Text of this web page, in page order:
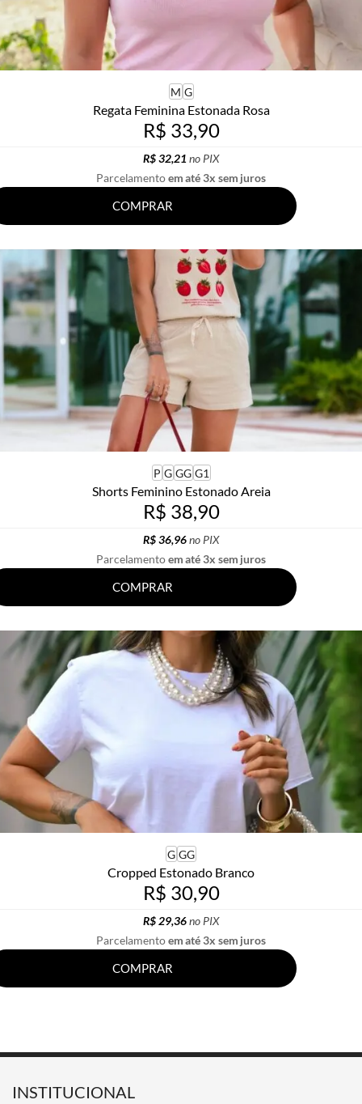
M G
Regata Feminina Estonada Rosa
R$ 33,90
R$ 32,21 no PIX
Parcelamentoem até 3x sem juros
COMPRAR
P G GG G1
Shorts Feminino Estonado Areia
R$ 38,90
R$ 36,96no PIX
Parcelamentoem até 3x sem juros
COMPRAR
G GG
Cropped Estonado Branco
R$ 30,90
R$ 29,36no PIX
Parcelamentoem até 3x sem juros
COMPRAR
INSTITUCIONAL